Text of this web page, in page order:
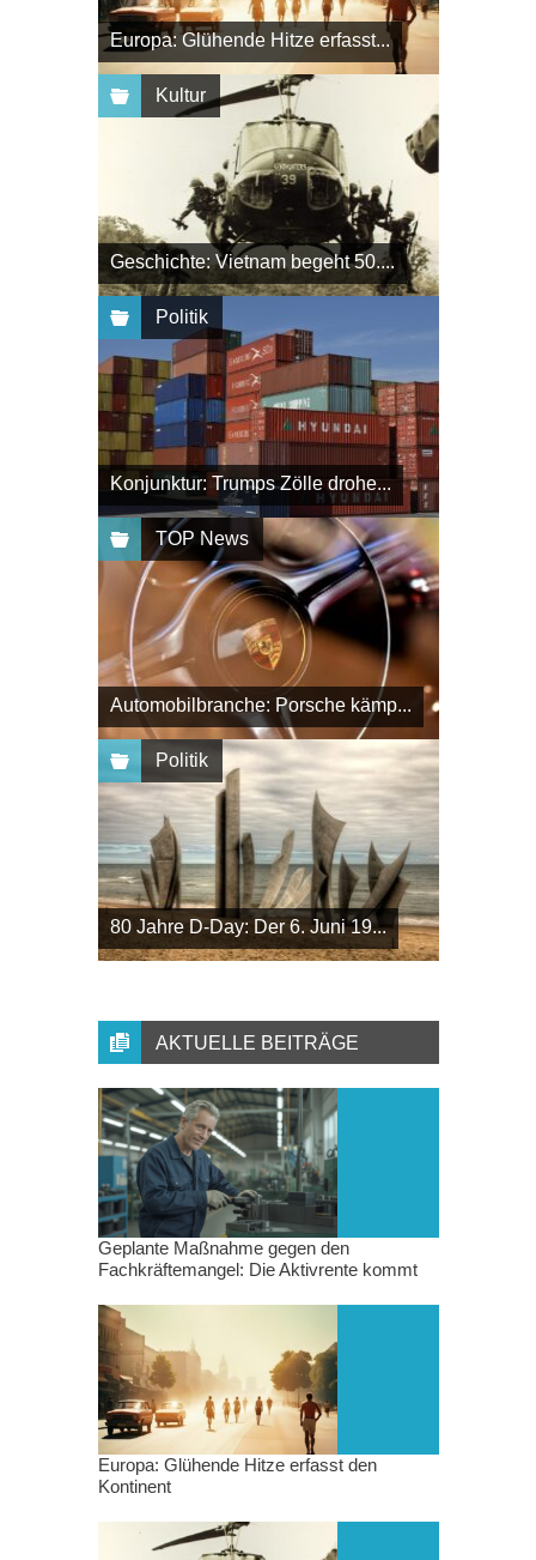
Europa: Glühende Hitze erfasst...
Kultur
Geschichte: Vietnam begeht 50....
Politik
Konjunktur: Trumps Zölle drohe...
TOP News
Automobilbranche: Porsche kämp...
Politik
80 Jahre D-Day: Der 6. Juni 19...
AKTUELLE BEITRÄGE
Geplante Maßnahme gegen den
Fachkräftemangel: Die Aktivrente kommt
Europa: Glühende Hitze erfasst den
Kontinent